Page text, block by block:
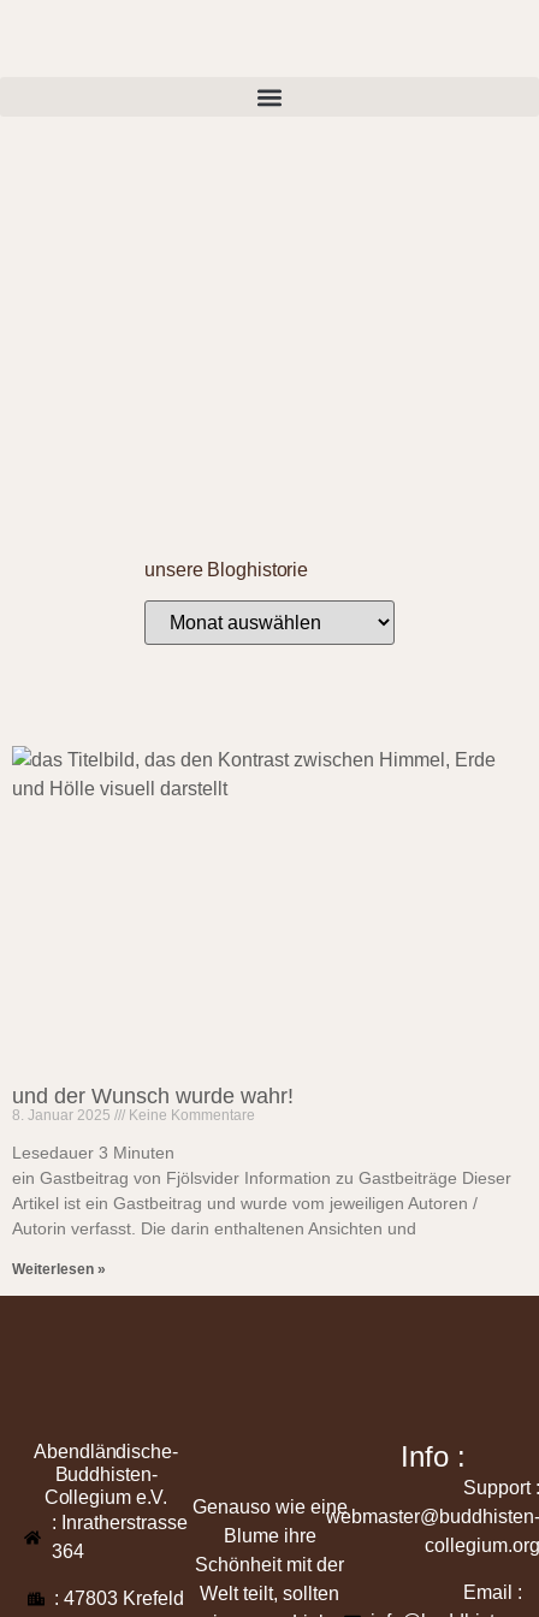
unsere Bloghistorie
und der Wunsch wurde wahr!
8. Januar 2025 Keine Kommentare
Lesedauer 3 Minuten
ein Gastbeitrag von Fjölsvider Information zu Gastbeiträge Dieser
Artikel ist ein Gastbeitrag und wurde vom jeweiligen Autoren /
Autorin verfasst. Die darin enthaltenen Ansichten und
Weiterlesen »
Abendländische-
Buddhisten-
Collegium e.V.
: Inratherstrasse
364
: 47803 Krefeld
Genauso wie eine
Blume ihre
Schönheit mit der
Welt teilt, sollten
Info :
Support :
webmaster@buddhisten-
collegium.org
Email :